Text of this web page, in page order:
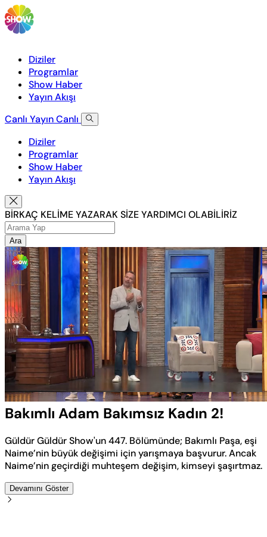
Diziler
Programlar
Show Haber
Yayın Akışı
Canlı YayınCanlı
Diziler
Programlar
Show Haber
Yayın Akışı
BİRKAÇ KELİME YAZARAK SİZE YARDIMCI OLABİLİRİZ
Ara
Sesi
Aç
Yüklendi:
4.54%
Oynatma
Hızı
Bakımlı Adam Bakımsız Kadın 2!
Güldür Güldür Show'un 447. Bölümünde; Bakımlı Paşa, eşi
Naime’nin büyük değişimi için yarışmaya başvurur. Ancak
Naime’nin geçirdiği muhteşem değişim, kimseyi şaşırtmaz.
Devamını Göster